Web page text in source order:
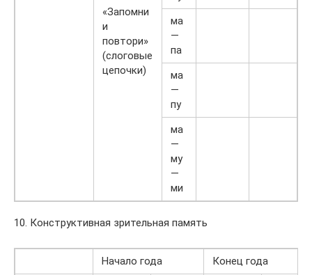
«Запомни
и
повтори»
(слоговые
цепочки)
ма
—
па
ма
—
пу
ма
—
му
—
ми
10. Конструктивная зрительная память
Начало года
Конец года